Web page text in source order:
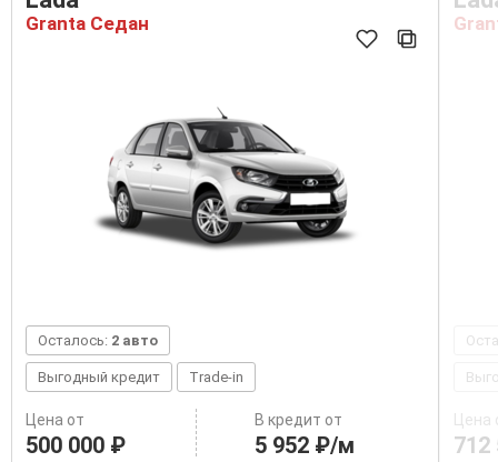
Granta Седан
Осталось: 2 авто
Выгодный кредит Trade-in
Цена от
500 000 ₽
В кредит от
5 952 ₽/м
Цена
712